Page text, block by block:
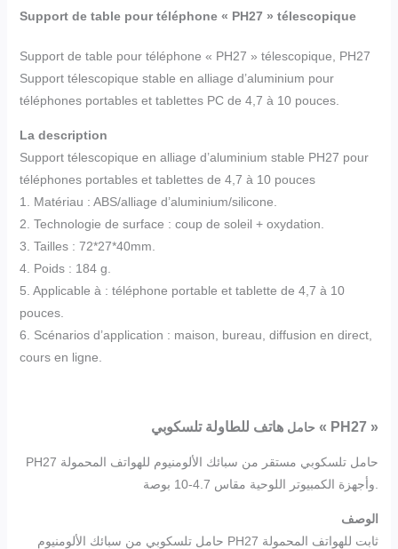
Support de table pour téléphone « PH27 » télescopique
Support de table pour téléphone « PH27 » télescopique, PH27
Support télescopique stable en alliage d’aluminium pour
téléphones portables et tablettes PC de 4,7 à 10 pouces.
La description
Support télescopique en alliage d’aluminium stable PH27 pour
téléphones portables et tablettes de 4,7 à 10 pouces
1. Matériau : ABS/alliage d’aluminium/silicone.
2. Technologie de surface : coup de soleil + oxydation.
3. Tailles : 72*27*40mm.
4. Poids : 184 g.
5. Applicable à : téléphone portable et tablette de 4,7 à 10
pouces.
6. Scénarios d’application : maison, bureau, diffusion en direct,
cours en ligne.
حامل هاتف للطاولة تلسكوبي « PH27 »
PH27 حامل تلسكوبي مستقر من سبائك الألومنيوم للهواتف المحمولة
الوصف
حامل تلسكوبي من سبائك الألومنيوم PH27 ثابت للهواتف المحمولة